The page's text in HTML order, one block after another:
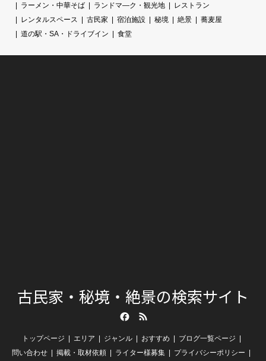
ラーメン・中華そば
ランドマ―ク・観光地
レストラン
レンタルスペース
古民家 宿泊施設 秘境 絶景
蕎麦屋
道の駅・SA・ドライブイン
食堂
古民家・秘境・絶景の検索サイト
トップページ エリア ジャンル おすすめ
ブログ一覧ページ
問い合わせ
掲載・取材依頼 ライター様募集 プライバシーポリシー